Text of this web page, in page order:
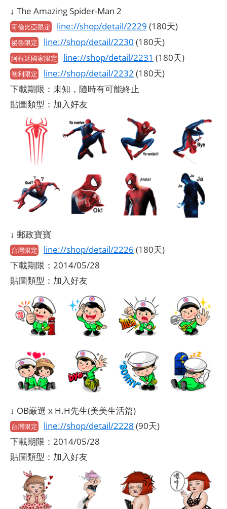
↓ The Amazing Spider-Man 2
哥倫比亞限定 line://shop/detail/2229 (180天)
祕魯限定 line://shop/detail/2230 (180天)
阿根廷國家限定 line://shop/detail/2231 (180天)
智利限定 line://shop/detail/2232 (180天)
下載期限：未知，隨時有可能終止
貼圖類型：加入好友
↓ 郵政寶寶
台灣限定 line://shop/detail/2226 (180天)
下載期限：2014/05/28
貼圖類型：加入好友
↓ OB嚴選 x H.H先生(美美生活篇)
台灣限定 line://shop/detail/2228 (90天)
下載期限：2014/05/28
貼圖類型：加入好友